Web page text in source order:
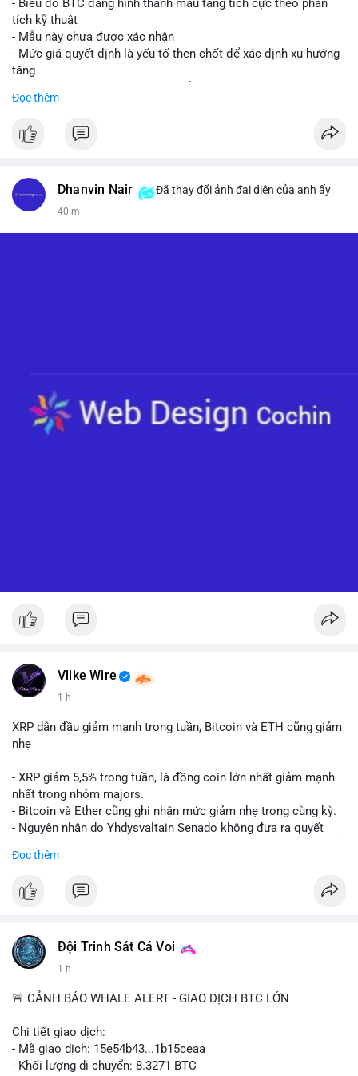
- Biểu đồ BTC đang hình thành mẫu tăng tích cực theo phân
tích kỹ thuật
- Mẫu này chưa được xác nhận
- Mức giá quyết định là yếu tố then chốt để xác định xu hướng
tăng
#vlikevn #titanbot
Đọc thêm
Dhanvin Nair Đã thay đổi ảnh đại diện của anh ấy
40 m
Vlike Wire
1 h
XRP dẫn đầu giảm mạnh trong tuần, Bitcoin và ETH cũng giảm
nhẹ
- XRP giảm 5,5% trong tuần, là đồng coin lớn nhất giảm mạnh
nhất trong nhóm majors.
- Bitcoin và Ether cũng ghi nhận mức giảm nhẹ trong cùng kỳ.
- Nguyên nhân do Yhdysvaltain Senado không đưa ra quyết
hè, đẩy việc thảo luận sang tháng 9.
XRP và Ripple, ảnh hưởng đến tâm lý nhà đầu tư.
#ripple
📰 Nguồn: CoinDesk
Đọc thêm
Đội Trinh Sát Cá Voi
1 h
🚨 CẢNH BÁO WHALE ALERT - GIAO DỊCH BTC LỚN
Chi tiết giao dịch:
- Mã giao dịch: 15e54b43...1b15ceaa
- Khối lượng di chuyển: 8.3271 BTC